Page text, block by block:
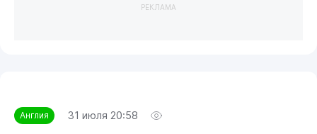
РЕКЛАМА
Англия 31 июля 20:58